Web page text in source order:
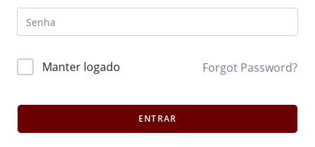
Manter logado Forgot Password?
ENTRAR